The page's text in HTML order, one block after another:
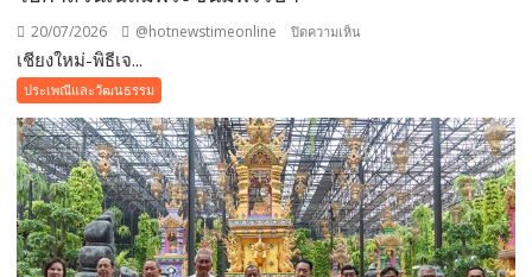
20/07/2026 @hotnewstimeonline ปิดความเห็น
พระพุทธ
มนต์
นวัค
คหา
ยุ
สม
เชียงใหม่-พิธีเจ...
ประเพณีและวัฒนธรรม